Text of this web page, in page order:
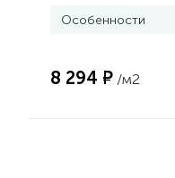
Особенности
8 294 ₽ /м2